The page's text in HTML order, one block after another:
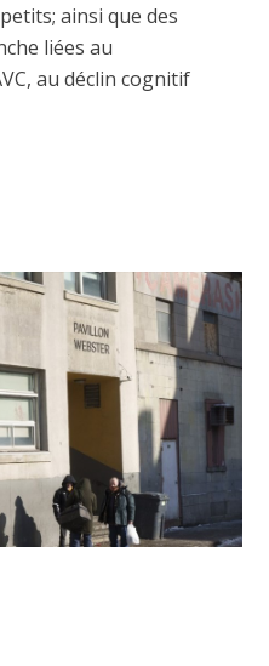
ainsi que des
liées au
au déclin cognitif